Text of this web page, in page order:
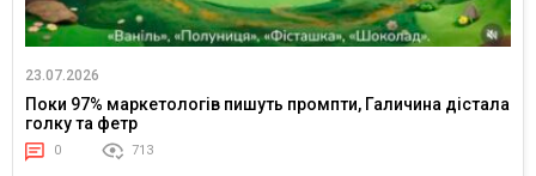
23.07.2026
Поки 97% маркетологів пишуть промпти, Галичина дістала
голку та фетр
0 713